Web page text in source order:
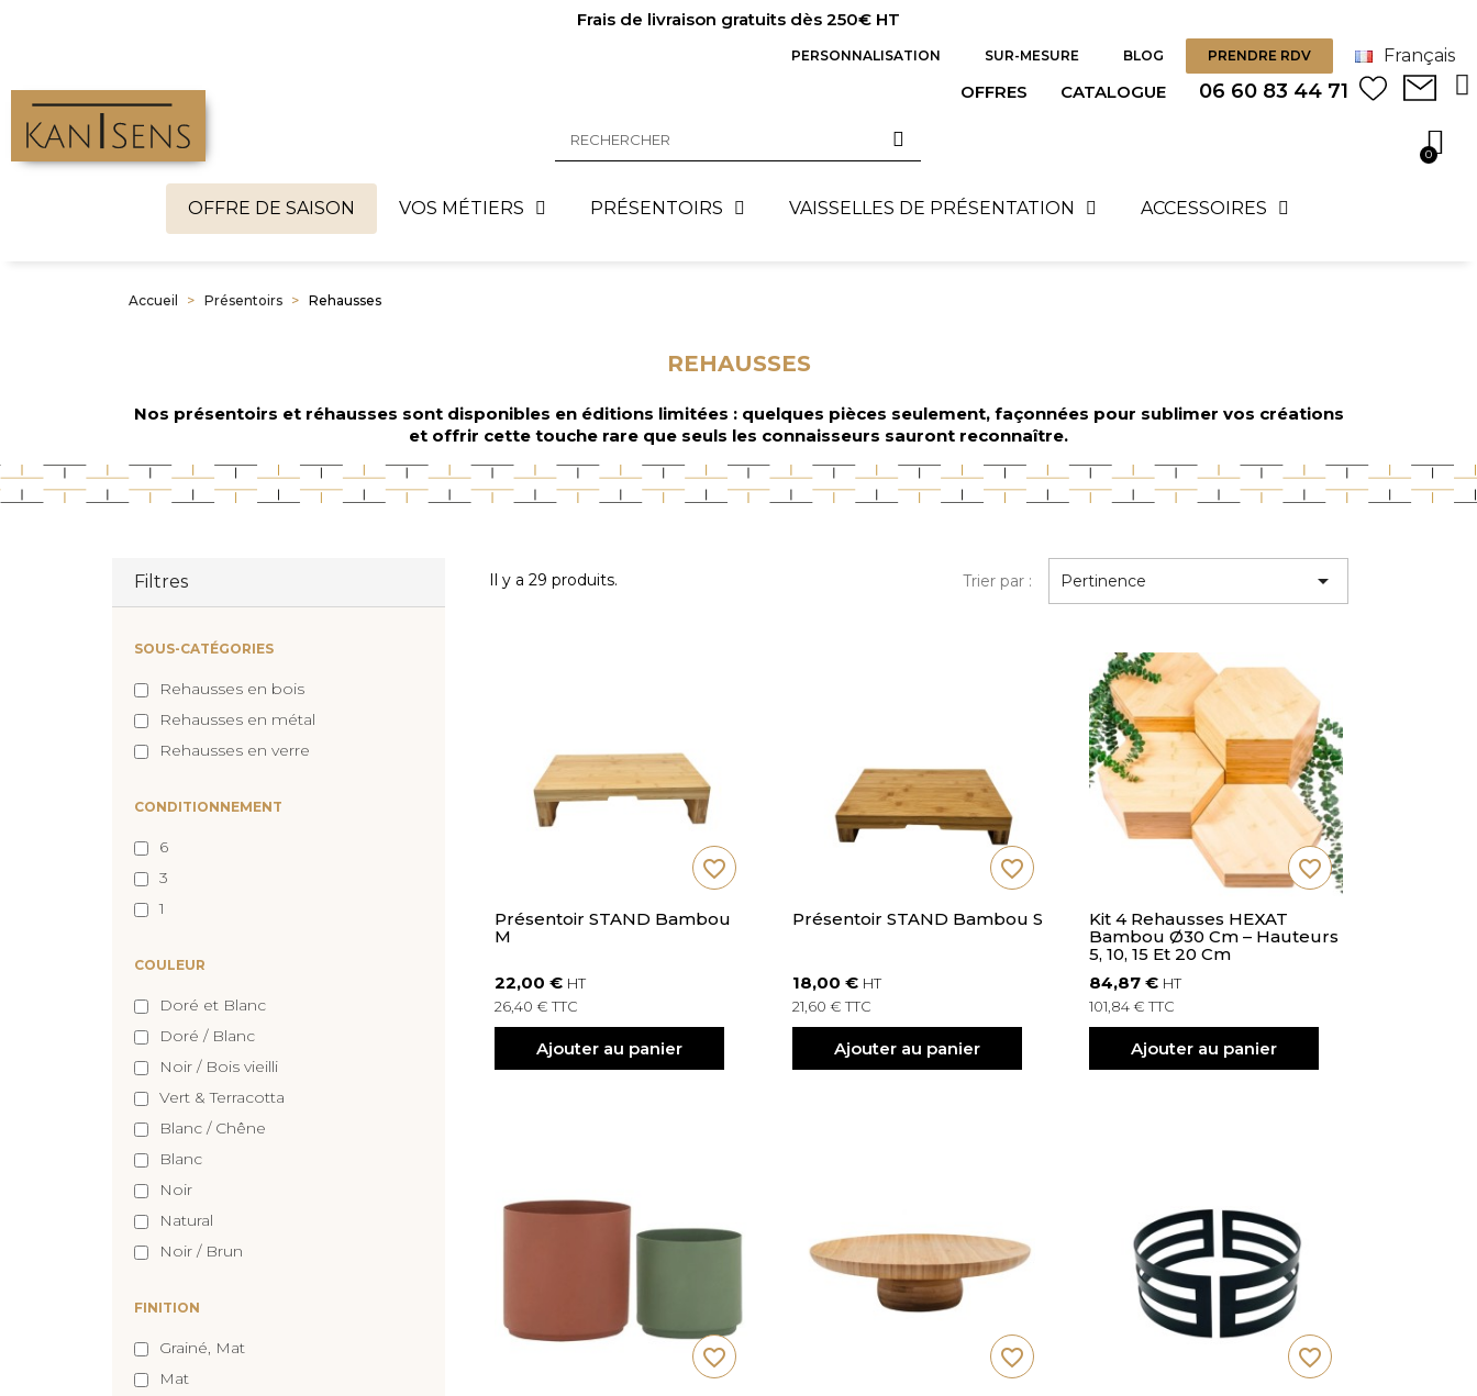
Frais de livraison gratuits dès 250€ HT
PERSONNALISATION SUR-MESURE BLOG PRENDRE RDV
Français
OFFRES
CATALOGUE 06 60 83 44 71
OFFRE DE SAISON VOS MÉTIERS PRÉSENTOIRS VAISSELLES DE PRÉSENTATION ACCESSOIRES
Accueil Présentoirs Rehausses
REHAUSSES
Nos présentoirs et réhausses sont disponibles en éditions limitées : quelques pièces seulement, façonnées pour sublimer vos créations
et offrir cette touche rare que seuls les connaisseurs sauront reconnaître.
Filtres
SOUS-CATÉGORIES
Rehausses en bois
Rehausses en métal
Rehausses en verre
CONDITIONNEMENT
6
3
1
COULEUR
Doré et Blanc
Doré / Blanc
Noir / Bois vieilli
Vert & Terracotta
Blanc / Chêne
Blanc
Noir
Natural
Noir / Brun
FINITION
Grainé, Mat
Mat
Il y a 29 produits. Trier par : Pertinence 
Présentoir STAND Bambou
M
22,00 € HT
26,40 € TTC
Ajouter au panier
favorite_border
Présentoir STAND Bambou S
18,00 € HT
21,60 € TTC
Ajouter au panier
favorite_border
Kit 4 Rehausses HEXAT
Bambou Ø30 Cm – Hauteurs
5, 10, 15 Et 20 Cm
84,87 € HT
101,84 € TTC
Ajouter au panier
favorite_border
favorite_border favorite_border favorite_border